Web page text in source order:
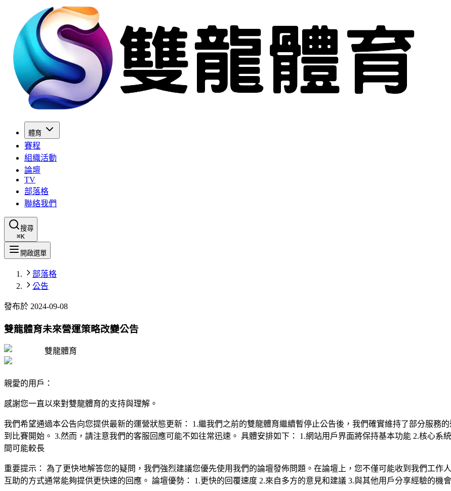
體育
賽程
組織活動
論壇
TV
部落格
聯絡我們
搜尋
⌘K
開啟選單
部落格
公告
發布於 2024-09-08
雙龍體育未來營運策略改變公告
雙龍體育
親愛的用戶：
感謝您一直以來對雙龍體育的支持與理解。
我們希望通過本公告向您提供最新的運營狀態更新： 1.繼我們之前的雙龍體育繼續暫停止公告後，我們確實維持了部分服務
到比賽開始。 3.然而，請注意我們的客服回應可能不如往常迅速。 具體安排如下： 1.網站用戶界面將保持基本功能 2.核心系
間可能較長
重要提示： 為了更快地解答您的疑問，我們強烈建議您優先使用我們的論壇發佈問題。在論壇上，您不僅可能收到我們工作
互助的方式通常能夠提供更快速的回應。 論壇優勢： 1.更快的回覆速度 2.來自多方的意見和建議 3.與其他用戶分享經驗的機